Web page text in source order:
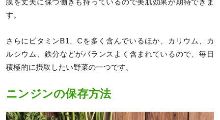
膜を丈夫に保つ働きも持っているので美肌効果が期待できま
す。
さらにビタミンB1、Cを多く含んでいるほか、カリウム、カ
ルシウム、鉄分などがバランスよく含まれているので、毎日
積極的に摂取したい野菜の一つです。
ニンジンの保存方法